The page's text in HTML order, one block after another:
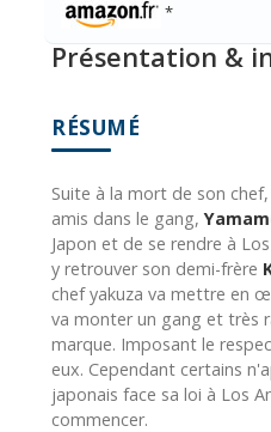
*
Présentation &
RÉSUMÉ
Suite à la mort de son
amis dans le gang,
Japon et de se rendre à
y retrouver son demi-frère
chef yakuza va mettre en
va monter un gang et très
marque. Imposant le
eux. Cependant certains
japonais face sa loi à Los
commencer.